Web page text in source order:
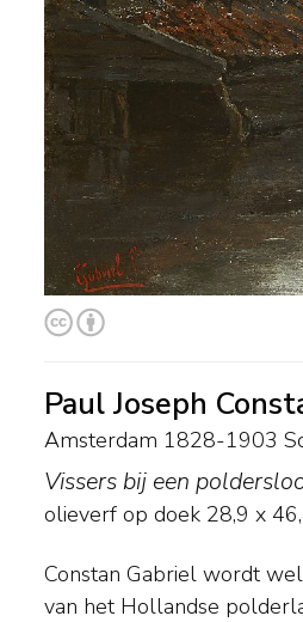
Paul Joseph
Amsterdam 1828-1903
Vissers bij een
olieverf op doek 28,9 x
Constan Gabriel wordt
van het Hollandse
schilderen. Tot in de
Kortenhoef, Abcoude en